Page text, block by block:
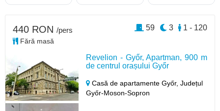
Revelion - Győr, Apartman, 900 m
de centrul orașului Győr
Casă de apartamente Győr,Județul
Győr-Moson-Sopron
440 RON /pers
Fără masă
1 - 120
3
59